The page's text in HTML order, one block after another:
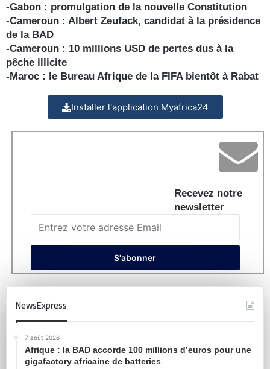
-Gabon : promulgation de la nouvelle Constitution
-Cameroun : Albert Zeufack, candidat à la présidence
de la BAD
-Cameroun : 10 millions USD de pertes dus à la
pêche illicite
-Maroc : le Bureau Afrique de la FIFA bientôt à Rabat
Installer l'application Myafrica24
Recevez notre
newsletter
NewsExpress
7 août 2026
Afrique : la BAD accorde 100 millions d’euros pour une
gigafactory africaine de batteries